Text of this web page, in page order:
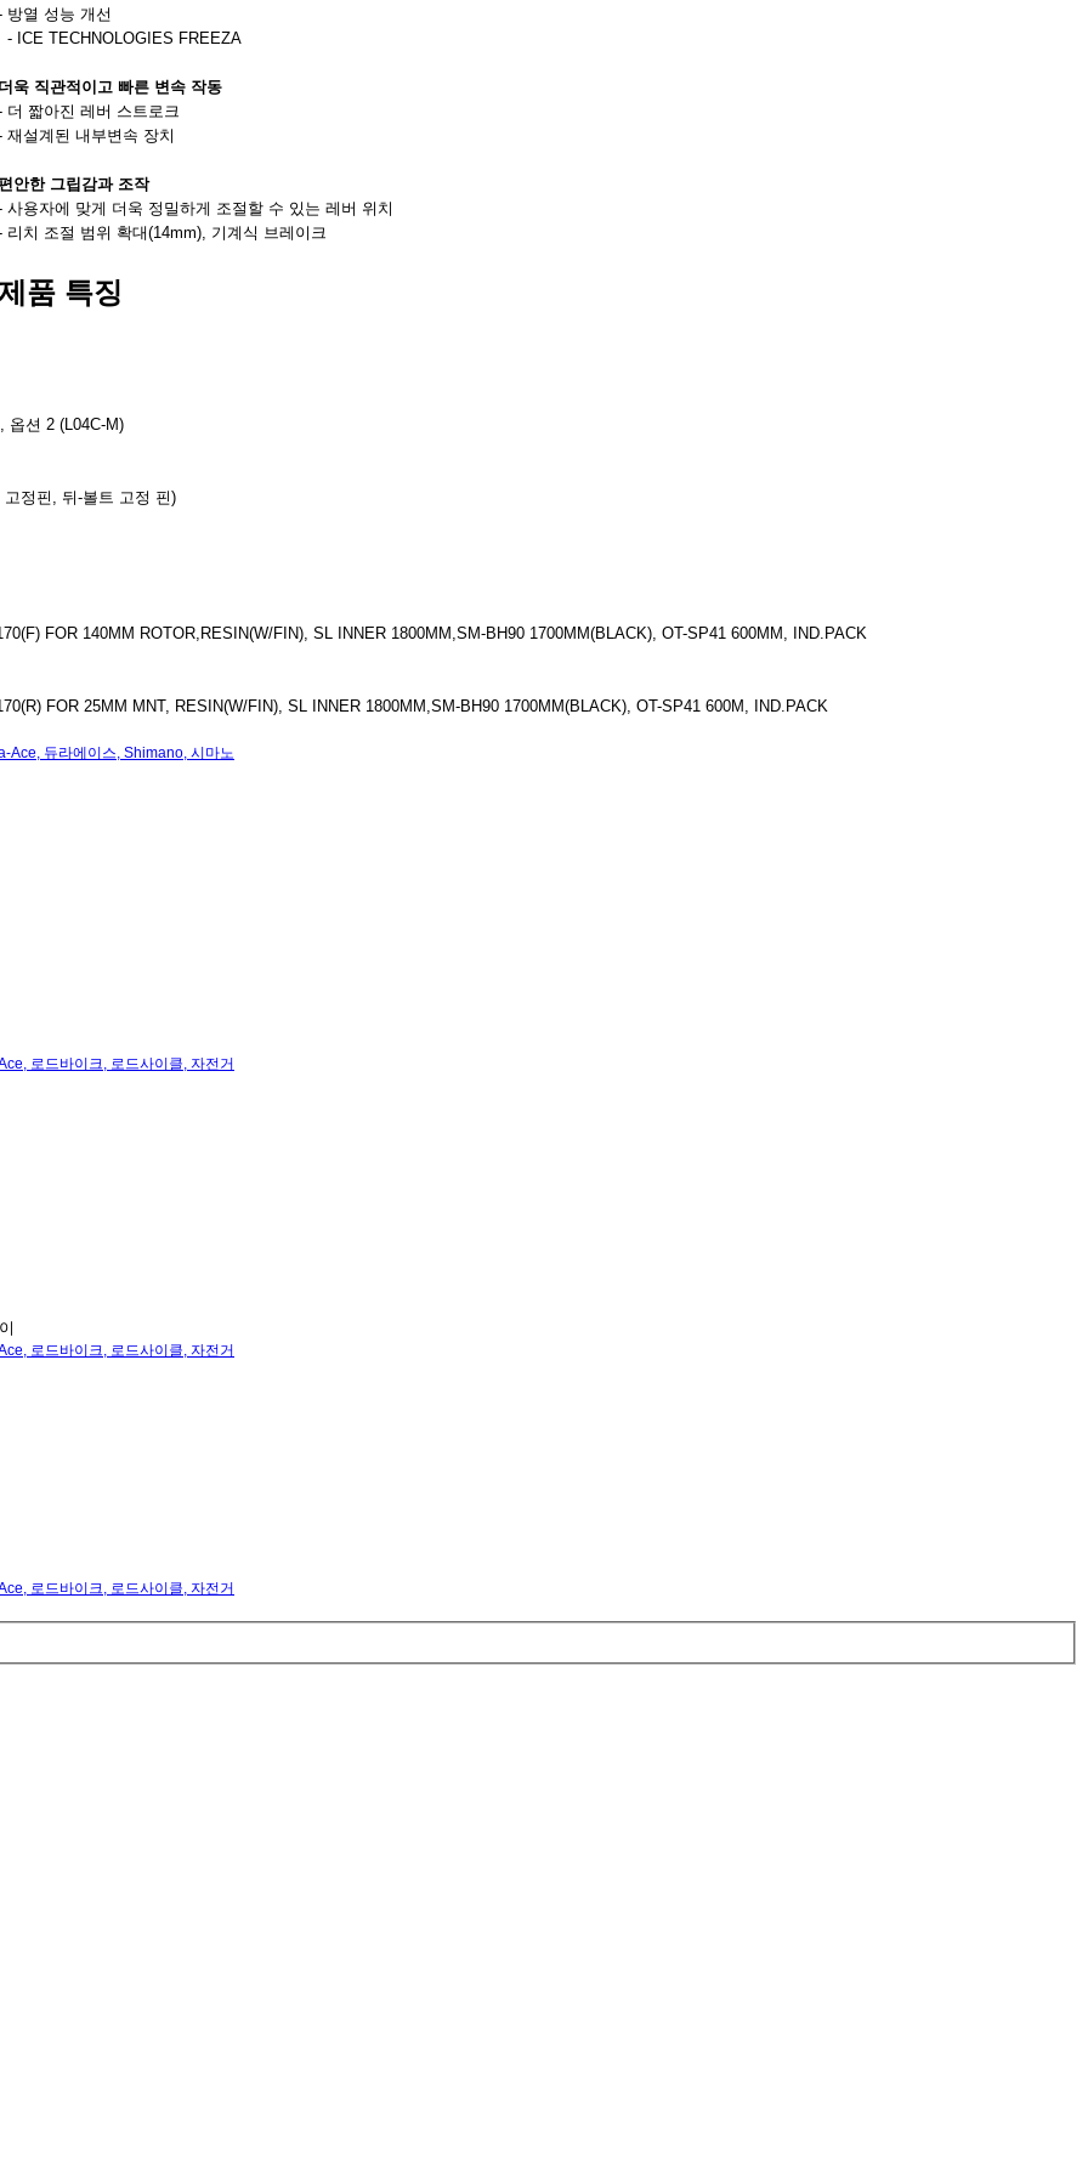
방열 성능 개선
ICE TECHNOLOGIES FREEZA
욱 직관적이고 빠른 변속 작동
더 짧아진 레버 스트로크
재설계된 내부변속 장치
안한 그립감과 조작
사용자에 맞게 더욱 정밀하게 조절할 수 있는 레버 위치
리치 조절 범위 확대(14mm), 기계식 브레이크
품 특징
옵션 2 (L04C-M)
정핀, 뒤-볼트 고정 핀)
FOR 140MM ROTOR,RESIN(W/FIN), SL INNER 1800MM,SM-BH90 1700MM(BLACK), OT-SP41 600MM, IND.PACK
FOR 25MM MNT, RESIN(W/FIN), SL INNER 1800MM,SM-BH90 1700MM(BLACK), OT-SP41 600M, IND.PACK
Ace, 듀라에이스, Shimano, 시마노
, 로드바이크, 로드사이클, 자전거
, 로드바이크, 로드사이클, 자전거
, 로드바이크, 로드사이클, 자전거